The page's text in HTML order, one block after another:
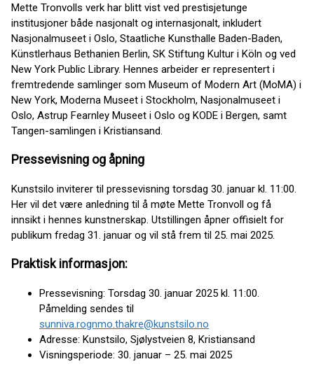
Mette Tronvolls verk har blitt vist ved prestisjetunge
institusjoner både nasjonalt og internasjonalt, inkludert
Nasjonalmuseet i Oslo, Staatliche Kunsthalle Baden-Baden,
Künstlerhaus Bethanien Berlin, SK Stiftung Kultur i Köln og ved
New York Public Library. Hennes arbeider er representert i
fremtredende samlinger som Museum of Modern Art (MoMA) i
New York, Moderna Museet i Stockholm, Nasjonalmuseet i
Oslo, Astrup Fearnley Museet i Oslo og KODE i Bergen, samt
Tangen-samlingen i Kristiansand.
Pressevisning og åpning
Kunstsilo inviterer til pressevisning torsdag 30. januar kl. 11:00.
Her vil det være anledning til å møte Mette Tronvoll og få
innsikt i hennes kunstnerskap. Utstillingen åpner offisielt for
publikum fredag 31. januar og vil stå frem til 25. mai 2025.
Praktisk informasjon:
Pressevisning: Torsdag 30. januar 2025 kl. 11:00.
Påmelding sendes til
sunniva.rognmo.thakre@kunstsilo.no
Adresse: Kunstsilo, Sjølystveien 8, Kristiansand
Visningsperiode: 30. januar – 25. mai 2025